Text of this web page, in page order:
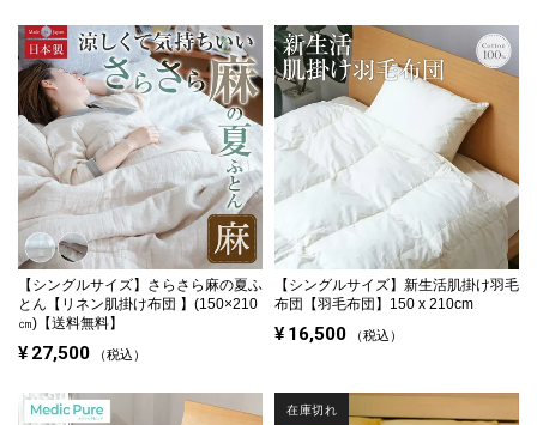
【シングルサイズ】 さらさら麻の夏ふ
とん【リネン肌掛け布団 】(150×210
㎝)【送料無料】
¥ 27,500 税込
【シングルサイズ】 新生活肌掛け羽毛
布団【羽毛布団】150 x 210cm
¥ 16,500 税込
在庫切れ